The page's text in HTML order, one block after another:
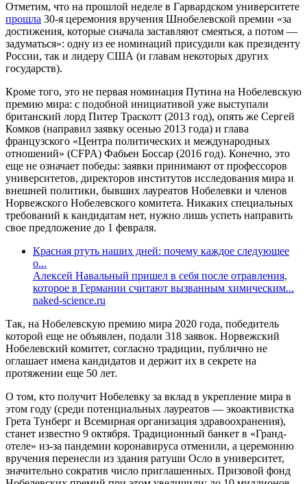
Отметим, что на прошлой неделе в Гарвардском университете
прошла 30-я церемония вручения Шнобелевской премии «за
достижения, которые сначала заставляют смеяться, а потом —
задуматься»: одну из ее номинаций присудили как президенту
России, так и лидеру США (и главам некоторых других
государств).
Кроме того, это не первая номинация Путина на Нобелевскую
премию мира: с подобной инициативой уже выступали
британский лорд Питер Траскотт (2013 год), опять же Сергей
Комков (направил заявку осенью 2013 года) и глава
французского «Центра политических и международных
отношений» (CFPA) Фабьен Боссар (2016 год). Конечно, это
еще не означает победы: заявки принимают от профессоров
университетов, директоров институтов исследования мира и
внешней политики, бывших лауреатов Нобелевки и членов
Норвежского Нобелевского комитета. Никаких специальных
требований к кандидатам нет, нужно лишь успеть направить
свое предложение до 1 февраля.
Красная ртуть наших дней: почему каждое следующее
о...
Алексей Навальный пришел в себя после отравления,
которое в Германии считают вызванным химическим...
naked-science.ru
Так, на Нобелевскую премию мира 2020 года, победитель
которой еще не объявлен, подали 318 заявок. Норвежский
Нобелевский комитет, согласно традиции, публично не
оглашает имена кандидатов и держит их в секрете на
протяжении еще 50 лет.
О том, кто получит Нобелевку за вклад в укрепление мира в
этом году (среди потенциальных лауреатов — экоактивистка
Грета Тунберг и Всемирная организация здравоохранения),
станет известно 9 октября. Традиционный банкет в «Гранд-
отеле» из-за пандемии коронавируса отменили, а церемонию
вручения перенесли из здания ратуши Осло в университет,
значительно сократив число приглашенных. Призовой фонд